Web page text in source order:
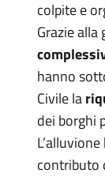
colpite e
Grazie
hanno
Civile la
dei borghi
contributo